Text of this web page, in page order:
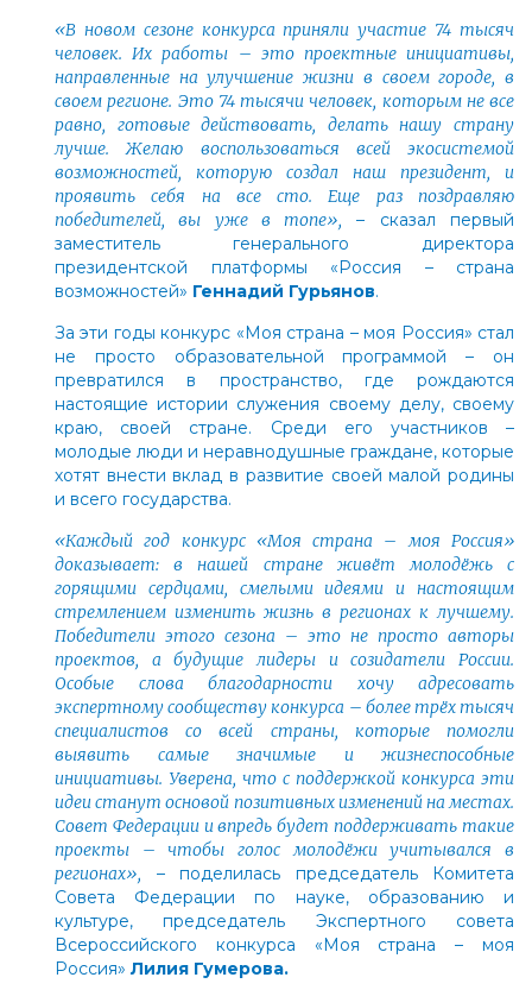
«В новом сезоне конкурса приняли участие 74 тысяч
человек. Их работы – это проектные инициативы,
направленные на улучшение жизни в своем городе, в
своем регионе. Это 74 тысячи человек, которым не все
равно, готовые действовать, делать нашу страну
лучше. Желаю воспользоваться всей экосистемой
возможностей, которую создал наш президент, и
проявить себя на все сто. Еще раз поздравляю
победителей, вы уже в топе»,
– сказал первый
заместитель генерального директора
президентской платформы «Россия – страна
возможностей» Геннадий Гурьянов.
За эти годы конкурс «Моя страна – моя Россия» стал
не просто образовательной программой – он
превратился в пространство, где рождаются
настоящие истории служения своему делу, своему
краю, своей стране. Среди его участников –
молодые люди и неравнодушные граждане, которые
хотят внести вклад в развитие своей малой родины
и всего государства.
«Каждый год конкурс «Моя страна – моя Россия»
доказывает: в нашей стране живёт молодёжь с
горящими сердцами, смелыми идеями и настоящим
стремлением изменить жизнь в регионах к лучшему.
Победители этого сезона – это не просто авторы
проектов, а будущие лидеры и созидатели России.
Особые слова благодарности хочу адресовать
экспертному сообществу конкурса – более трёх тысяч
специалистов со всей страны, которые помогли
выявить самые значимые и жизнеспособные
инициативы. Уверена, что с поддержкой конкурса эти
идеи станут основой позитивных изменений на местах.
Совет Федерации и впредь будет поддерживать такие
проекты – чтобы голос молодёжи учитывался в
регионах», – поделилась председатель Комитета
Совета Федерации по науке, образованию и
культуре, председатель Экспертного совета
Всероссийского конкурса «Моя страна – моя
Россия» Лилия Гумерова.